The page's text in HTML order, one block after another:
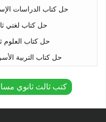
حل كتاب الدراسات
حل كتاب لغتي ثالث
حل كتاب العلوم
حل كتاب التربية
كتب ثالث ثانوي